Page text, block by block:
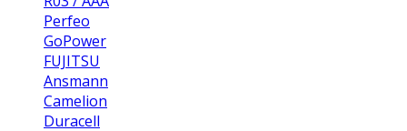
Perfeo
GoPower
FUJITSU
Ansmann
Camelion
Duracell